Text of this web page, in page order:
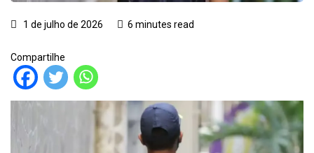
1 de julho de 2026 6 minutes read
Compartilhe